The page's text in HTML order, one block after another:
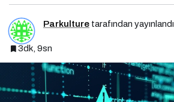
Parkulture tarafından yayınlandı
3dk, 9sn